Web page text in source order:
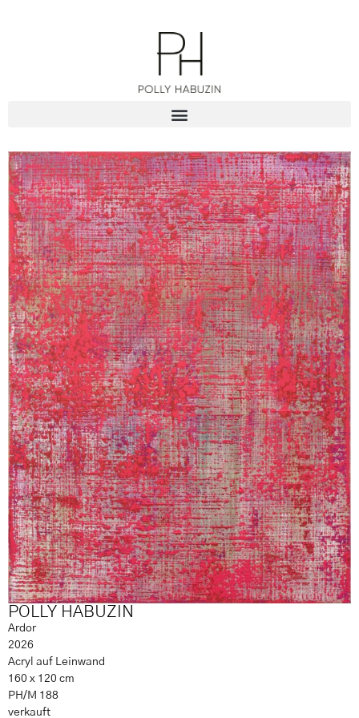
POLLY HABUZIN
Ardor
2026
Acryl auf Leinwand
160 x 120 cm
PH/M 188
verkauft